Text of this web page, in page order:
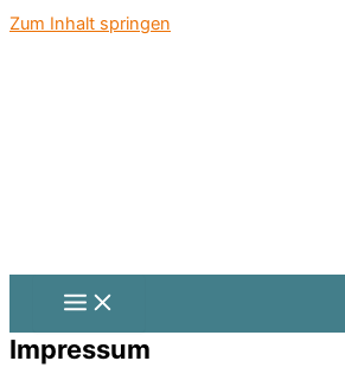
Zum Inhalt springen
Impressum